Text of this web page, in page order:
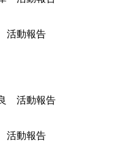
活動報告
活動報告